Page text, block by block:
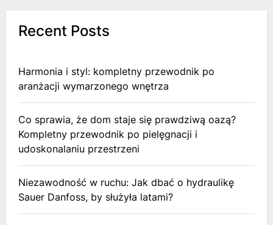
Recent Posts
Harmonia i styl: kompletny przewodnik po
aranżacji wymarzonego wnętrza
Co sprawia, że dom staje się prawdziwą oazą?
Kompletny przewodnik po pielęgnacji i
udoskonalaniu przestrzeni
Niezawodność w ruchu: Jak dbać o hydraulikę
Sauer Danfoss, by służyła latami?